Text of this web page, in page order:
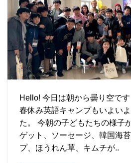
Hello! 今日は朝から曇り空で
春休み英語キャンプもいよい
た。 今朝の子どもたちの様子
ゲット、ソーセージ、韓国海
プ、ほうれん草、キムチが..